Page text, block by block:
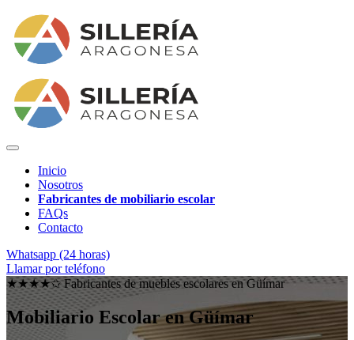
Inicio
Nosotros
Fabricantes de mobiliario escolar
FAQs
Contacto
Whatsapp (24 horas)
Llamar por teléfono
★★★★✩ Fabricantes de muebles escolares enGüímar
Mobiliario Escolar en Güímar